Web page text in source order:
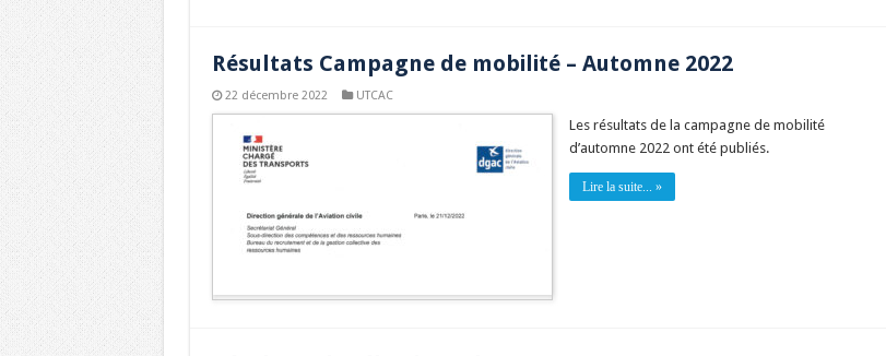
Résultats Campagne de mobilité – Automne 2022
22 décembre 2022 UTCAC
Les résultats de la campagne de mobilité
d’automne 2022 ont été publiés.
Lire la suite... »